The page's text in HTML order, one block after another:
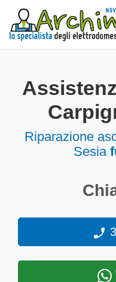
Riparazione
Sesia